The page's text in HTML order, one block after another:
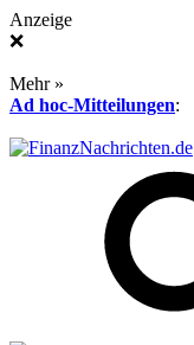
Anzeige
❌
Mehr »
Ad hoc-Mitteilungen: